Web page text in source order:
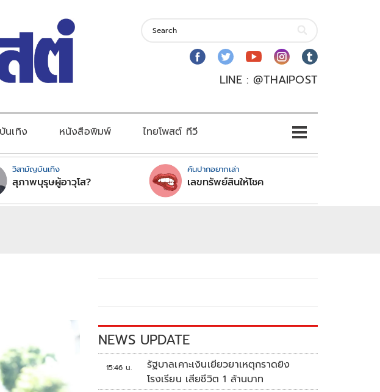
LINE : @THAIPOST
บันเทิง หนังสือพิมพ์ ไทยโพสต์ ทีวี
วิสามัญบันเทิง
สุภาพบุรุษผู้อาวุโส?
คันปากอยากเล่า
เลขทรัพย์สินให้โชค
NEWS UPDATE
15:46 น.
รัฐบาลเคาะเงินเยียวยาเหตุกราดยิง
โรงเรียน เสียชีวิต 1 ล้านบาท